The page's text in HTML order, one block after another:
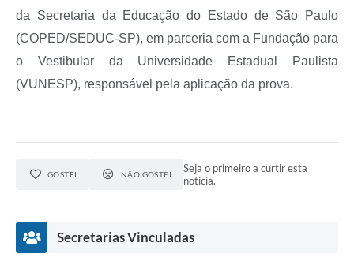
da Secretaria da Educação do Estado de São Paulo
(COPED/SEDUC-SP), em parceria com a Fundação para
o Vestibular da Universidade Estadual Paulista
(VUNESP), responsável pela aplicação da prova.
GOSTEI NÃO GOSTEI
Seja o primeiro a curtir esta
notícia.
Secretarias Vinculadas